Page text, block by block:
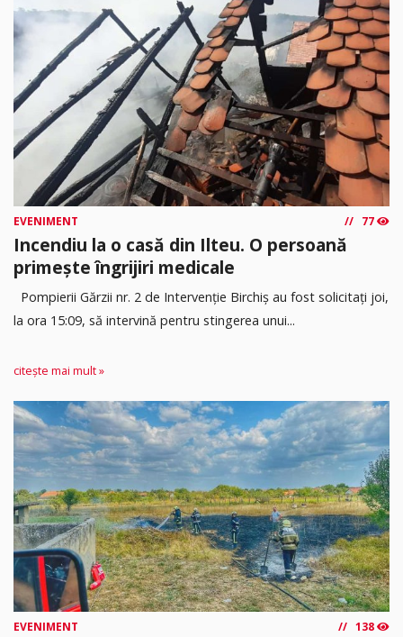
EVENIMENT 77
Incendiu la o casă din Ilteu. O persoană
primește îngrijiri medicale
Pompierii Gărzii nr. 2 de Intervenție Birchiș au fost solicitați joi,
la ora 15:09, să intervină pentru stingerea unui...
citește mai mult »
EVENIMENT 138